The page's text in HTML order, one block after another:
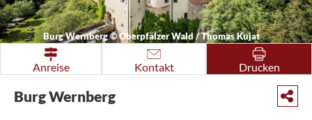
Burg Wernberg©Oberpfälzer Wald / Thomas Kujat
Anreise Kontakt Drucken
Burg Wernberg